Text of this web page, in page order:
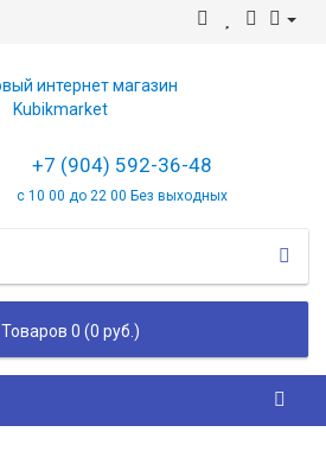
+7 (904) 592-36-48
с 10 00 до 22 00 Без выходных
Товаров 0 (0 руб.)